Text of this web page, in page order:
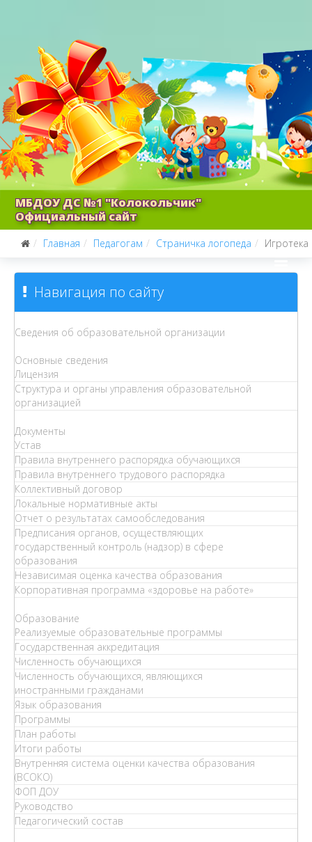
МБДОУ ДС №1 "Колокольчик"
Официальный сайт
Главная Педагогам Страничка логопеда Игротека
Навигация по сайту
Сведения об образовательной организации
Основные сведения
Лицензия
Структура и органы управления образовательной
организацией
Документы
Устав
Правила внутреннего распорядка обучающихся
Правила внутреннего трудового распорядка
Коллективный договор
Локальные нормативные акты
Отчет о результатах самообследования
Предписания органов, осуществляющих
государственный контроль (надзор) в сфере
образования
Независимая оценка качества образования
Корпоративная программа «здоровье на работе»
Образование
Реализуемые образовательные программы
Государственная аккредитация
Численность обучающихся
Численность обучающихся, являющихся
иностранными гражданами
Язык образования
Программы
План работы
Итоги работы
Внутренняя система оценки качества образования
(ВСОКО)
ФОП ДОУ
Руководство
Педагогический состав